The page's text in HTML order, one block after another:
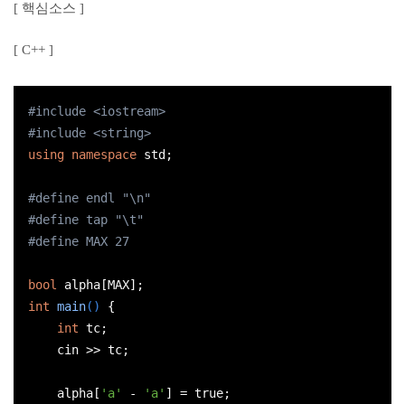
[ 핵심소스 ]
[ C++ ]
#include <iostream>
#include <string>
using namespace std ;
#define endl
"\n"
#define tap
"\t"
#define MAX 27
bool
int main()
{
int tc;
cin >> tc;
    alpha[
'a' - 'a' ] = true;